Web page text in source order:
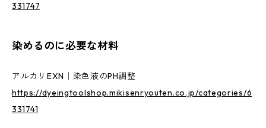
331747
染めるのに必要な材料
アルカリEXN｜染色液のPH調整
https://dyeingtoolshop.mikisenryouten.co.jp/categories/6
331741